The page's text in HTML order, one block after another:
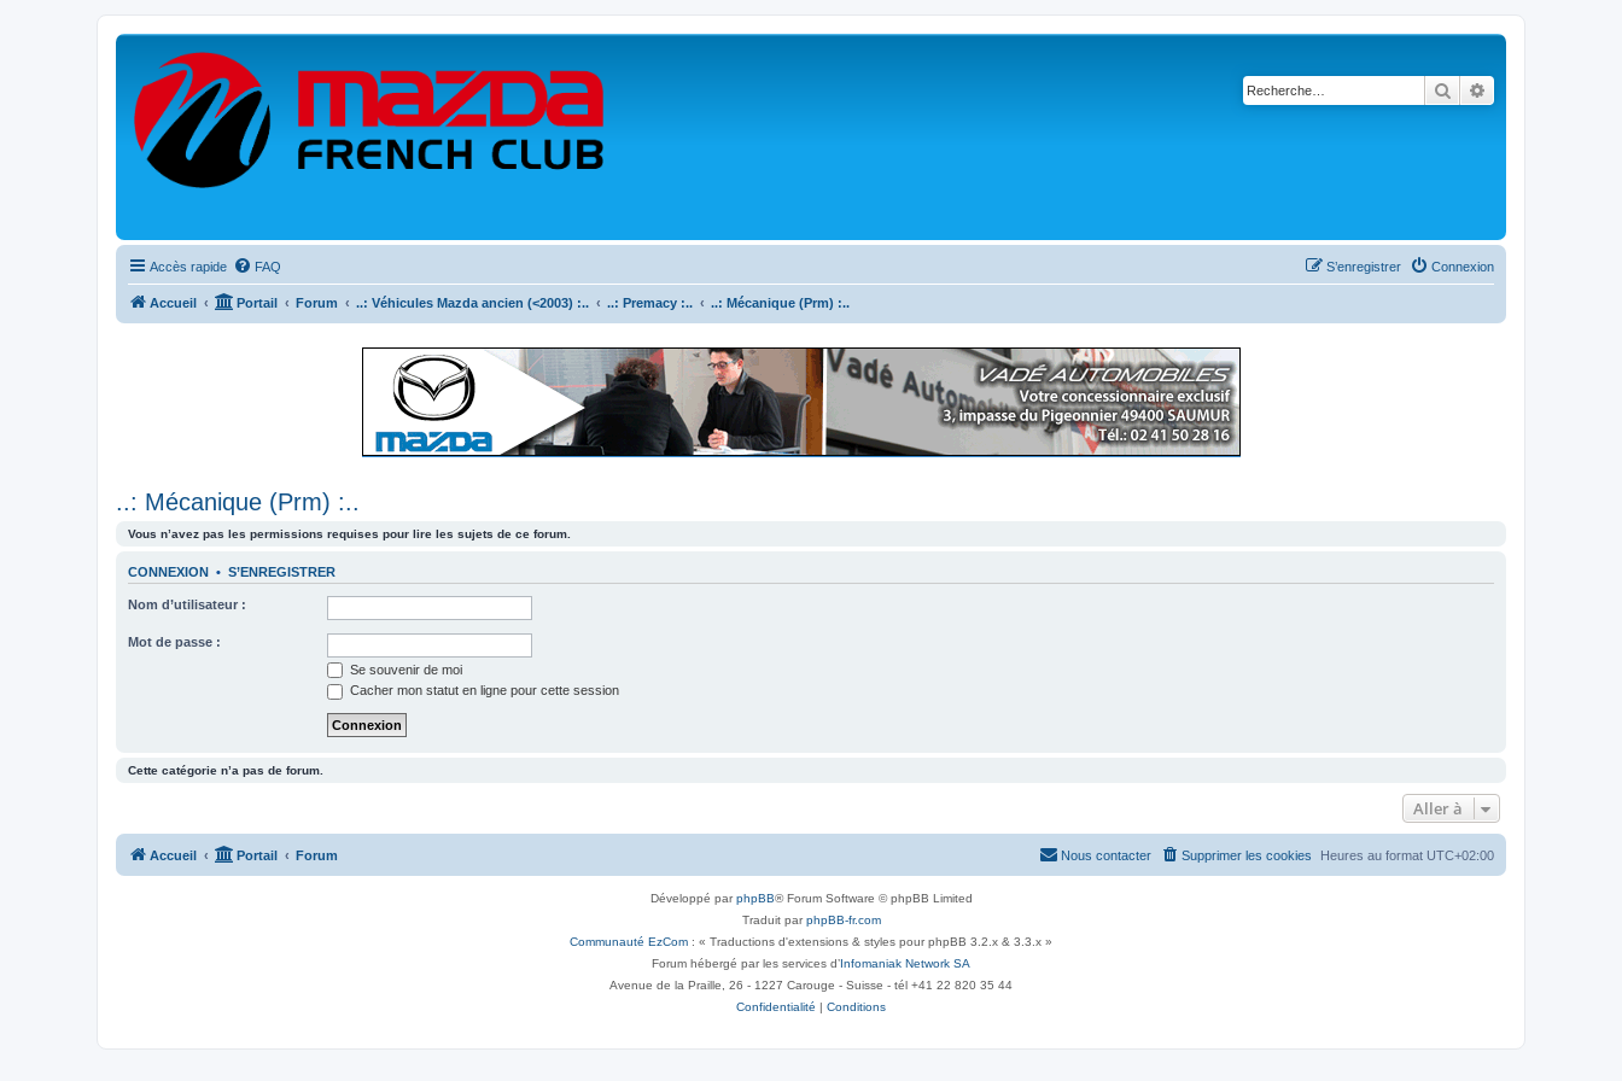
Rechercher
Accès rapide FAQ Connexion
S’enregistrer
Accueil Portail Forum ..: Véhicules Mazda ancien (<2003) :.. ..: Premacy :.. ..: Mécanique (Prm) :..
..: Mécanique (Prm) :..
Vous n’avez pas les permissions requises pour lire les sujets de ce forum.
CONNEXION • S’ENREGISTRER
Nom d’utilisateur :
Mot de passe :
Se souvenir de moi
Cacher mon statut en ligne pour cette session
Cette catégorie n’a pas de forum.
Aller à
Accueil Portail Forum Heures au format UTC+02:00
Supprimer les cookies
Nous contacter
Développé parphpBB® Forum Software © phpBB Limited
Traduit parphpBB-fr.com
Communauté EzCom : « Traductions d'extensions & styles pour phpBB 3.2.x & 3.3.x »
Forum hébergé par les services d’Infomaniak Network SA
Avenue de la Praille, 26 - 1227 Carouge - Suisse - tél +41 22 820 35 44
Confidentialité | Conditions